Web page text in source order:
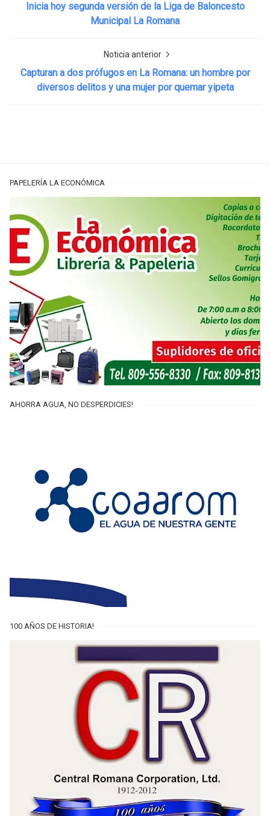
Inicia hoy segunda versión de la Liga de Baloncesto
Municipal La Romana
Noticia anterior
Capturan a dos prófugos en La Romana: un hombre por
diversos delitos y una mujer por quemar yipeta
PAPELERÍA LA ECONÓMICA
AHORRA AGUA, NO DESPERDICIES!
100 AÑOS DE HISTORIA!